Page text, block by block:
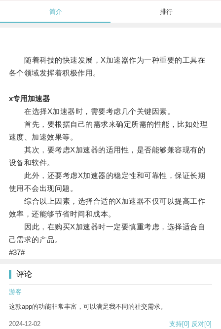
简介 排行
随着科技的快速发展，X加速器作为一种重要的工具在
各个领域发挥着积极作用。
x专用加速器
在选择X加速器时，需要考虑几个关键因素。
首先，要根据自己的需求来确定所需的性能，比如处理
速度、加速效果等。
其次，要考虑X加速器的适用性，是否能够兼容现有的
设备和软件。
此外，还要考虑X加速器的稳定性和可靠性，保证长期
使用不会出现问题。
综合以上因素，选择合适的X加速器不仅可以提高工作
效率，还能够节省时间和成本。
因此，在购买X加速器时一定要慎重考虑，选择适合自
己需求的产品。
#37#
评论
游客
这款app的功能非常丰富，可以满足我不同的社交需求。
2024-12-02 支持[0] 反对[0]